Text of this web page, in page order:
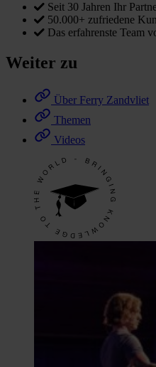
Seit 30 Jahren Ihr
50.000+ zufriedene
Das erfahrenste Team
Weiter zu
Über Ferry Zandvliet
Themen
Videos